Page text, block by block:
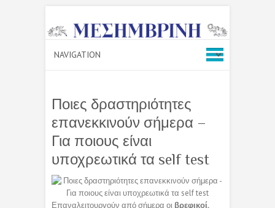
Ποιες δραστηριότητες
επανεκκινούν σήμερα –
Για ποιους είναι
υποχρεωτικά τα self test
Επαναλειτουργούν από σήμερα οι βρεφικοί,